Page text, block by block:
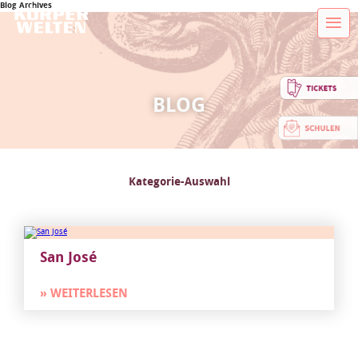
Blog Archives
BLOG
Kategorie-Auswahl
San José
» WEITERLESEN